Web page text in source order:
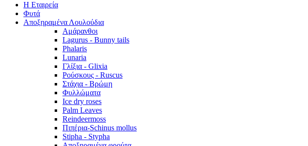
Η Εταιρεία
Φυτά
Αποξηραμένα Λουλούδια
Αμάρανθοι
Lagurus - Bunny tails
Phalaris
Lunaria
Γλίξια - Glixia
Ρούσκους - Ruscus
Στάχια - Βρώμη
Φυλλώματα
Ice dry roses
Palm Leaves
Reindeermoss
Πιπέρια-Schinus mollus
Stipha - Stypha